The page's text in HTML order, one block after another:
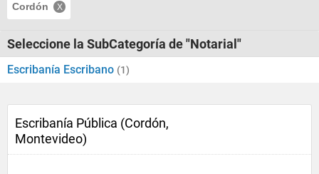
Cordón
Seleccione la SubCategoría de "Notarial"
Escribanía Escribano (1)
Escribanía Pública (Cordón,
Montevideo)